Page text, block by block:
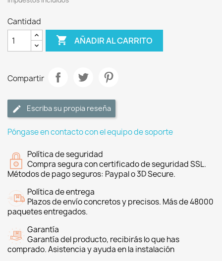
Cantidad
 AÑADIR AL CARRITO
Compartir
Escriba su propia reseña
Póngase en contacto con el equipo de soporte
Política de seguridad
Compra segura con certificado de seguridad SSL.
Métodos de pago seguros: Paypal o 3D Secure.
Política de entrega
Plazos de envío concretos y precisos. Más de 48000
paquetes entregados.
Garantía
Garantía del producto, recibirás lo que has
comprado. Asistencia y ayuda en la instalación